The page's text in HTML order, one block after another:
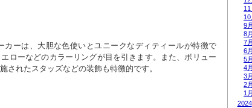
カーは、大胆な色使いとユニークなディティールが特徴で
ローなどのカラーリングが目を引きます。また、ボリュー
されたスタッズなどの装飾も特徴的です。
11
10
9月
8月
7月
6月
5月
4月
3月
2月
1月
2024